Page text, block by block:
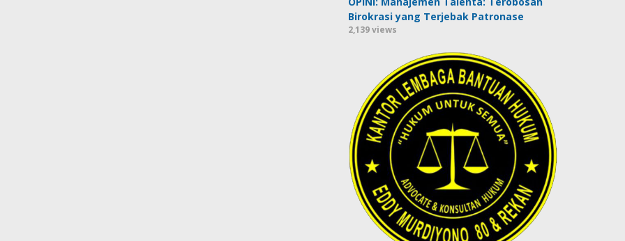
Birokrasi yang Terjebak Patronase
2,139 views